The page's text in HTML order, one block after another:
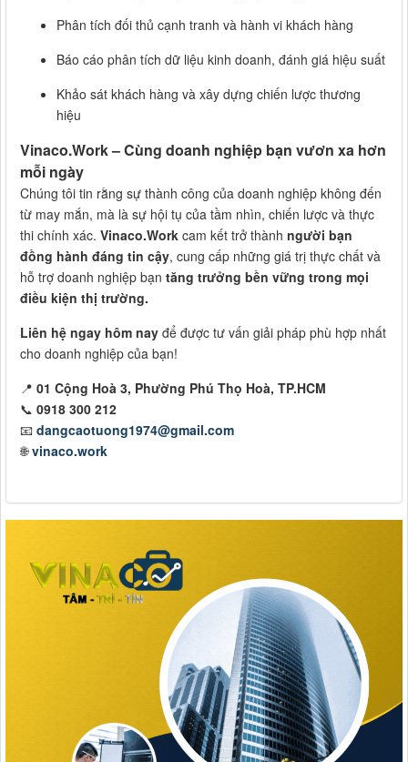
Phân tích đối thủ cạnh tranh và hành vi khách hàng
Báo cáo phân tích dữ liệu kinh doanh, đánh giá hiệu suất
Khảo sát khách hàng và xây dựng chiến lược thương
hiệu
Vinaco.Work – Cùng doanh nghiệp bạn vươn xa hơn
mỗi ngày
Chúng tôi tin rằng sự thành công của doanh nghiệp không đến
từ may mắn, mà là sự hội tụ của tầm nhìn, chiến lược và thực
thi chính xác. Vinaco.Work cam kết trở thành người bạn
đồng hành đáng tin cậy, cung cấp những giá trị thực chất và
hỗ trợ doanh nghiệp bạn tăng trưởng bền vững trong mọi
điều kiện thị trường.
Liên hệ ngay hôm nay để được tư vấn giải pháp phù hợp nhất
cho doanh nghiệp của bạn!
📍 01 Cộng Hoà 3, Phường Phú Thọ Hoà, TP.HCM
📞 0918 300 212
📧 dangcaotuong1974@gmail.com
🌐vinaco.work